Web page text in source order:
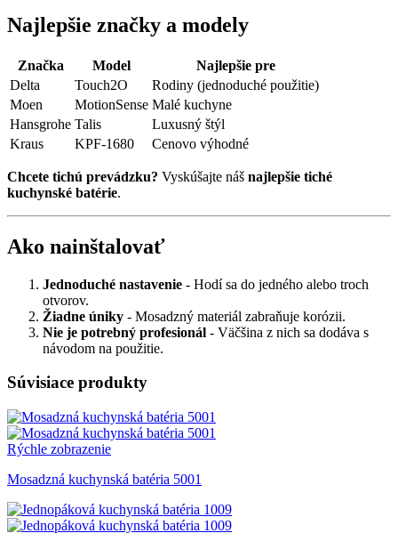
Najlepšie značky a modely
Značka Model
Najlepšie pre
Delta
Touch2O
Rodiny (jednoduché použitie)
Moen
MotionSense Malé kuchyne
Hansgrohe Talis
Luxusný štýl
Kraus
KPF-1680 Cenovo výhodné
Chcete tichú prevádzku? Vyskúšajte náš najlepšie tiché
kuchynské batérie.
Ako nainštalovať
Jednoduché nastavenie - Hodí sa do jedného alebo troch
otvorov.
Žiadne úniky - Mosadzný materiál zabraňuje korózii.
Nie je potrebný profesionál - Väčšina z nich sa dodáva s
návodom na použitie.
Súvisiace produkty
Rýchle zobrazenie
Mosadzná kuchynská batéria 5001